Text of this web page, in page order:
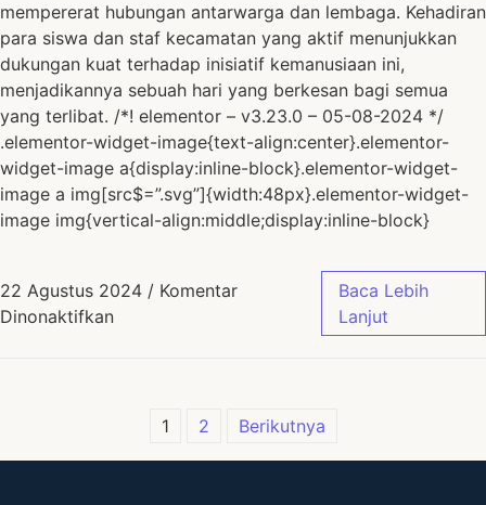
mempererat hubungan antarwarga dan lembaga. Kehadiran
para siswa dan staf kecamatan yang aktif menunjukkan
dukungan kuat terhadap inisiatif kemanusiaan ini,
menjadikannya sebuah hari yang berkesan bagi semua
yang terlibat. /*! elementor – v3.23.0 – 05-08-2024 */
.elementor-widget-image{text-align:center}.elementor-
widget-image a{display:inline-block}.elementor-widget-
image a img[src$=”.svg”]{width:48px}.elementor-widget-
image img{vertical-align:middle;display:inline-block}
22 Agustus 2024 / Komentar
Dinonaktifkan
Baca Lebih
Lanjut
1 2 Berikutnya